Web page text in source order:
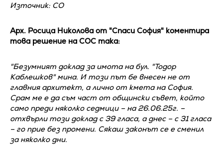
Източник: СО
Арх. Росица Николова от "Спаси София" коментира
това решение на СОС така:
"Безумният доклад за имота на бул. "Тодор
Каблешков" мина. И този път бе внесен не от
главния архитект, а лично от кмета на София.
Срам ме е да съм част от oбщински съвет, който
само преди няколко седмици – на 26.06.25г. –
отхвърли този доклад с 39 гласа, а днес – с 31 гласа
– го прие без промени. Сякаш законът се е сменил
за няколко дни.